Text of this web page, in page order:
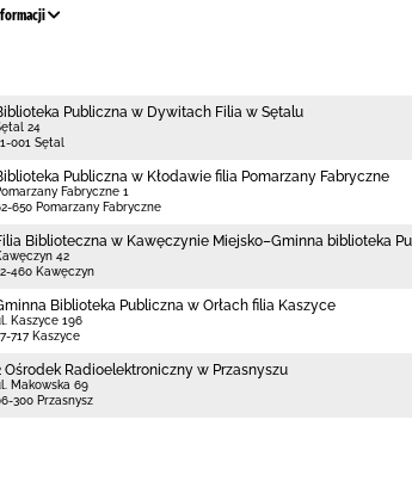
Publiczna w Dywitach Filia w Sętalu
24
001 Sętal
Publiczna w Kłodawie filia Pomarzany Fabryczne
Fabryczne 1
650 Pomarzany Fabryczne
Biblioteczna w Kawęczynie Miejsko–Gminna biblioteka
42
460 Kawęczyn
Biblioteka Publiczna w Orłach filia Kaszyce
Kaszyce 196
717 Kaszyce
Ośrodek Radioelektroniczny w Przasnyszu
Makowska 69
300 Przasnysz